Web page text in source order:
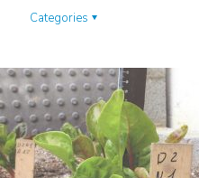
Categories